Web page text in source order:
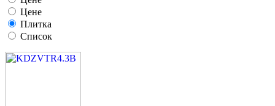
Цене
Плитка
Список